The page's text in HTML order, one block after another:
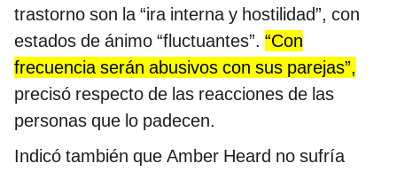
trastorno son la “ira interna y hostilidad”, con
estados de ánimo “fluctuantes”. “Con
frecuencia serán abusivos con sus parejas”,
precisó respecto de las reacciones de las
personas que lo padecen.
Indicó también que Amber Heard no sufría